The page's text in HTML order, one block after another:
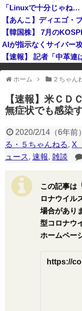
AIが指示なくサイバー
※アドブロック等の広告非
一部のコンテンツが表示さ
たりする場合があります。
ホーム ２ちゃん
【速報】米ＣＤ
無症状でも感染
2020/2/14（6年前）
る・５ちゃんねる, X
ュース, 速報, 雑談
この記事は
ロナウイル
場合があり
型コロナウ
ホームペー
https://